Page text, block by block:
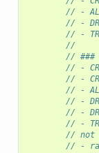
// -
// -
// -
//
// ###
// -
// -
// -
// -
// -
// -
// not
// -